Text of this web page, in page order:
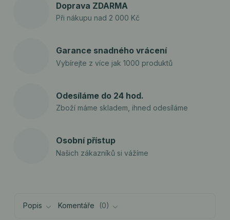
Doprava ZDARMA
Při nákupu nad 2 000 Kč
Garance snadného vrácení
Vybírejte z více jak 1000 produktů
Odesíláme do 24 hod.
Zboží máme skladem, ihned odesíláme
Osobní přístup
Našich zákazníků si vážíme
Popis Komentáře 0